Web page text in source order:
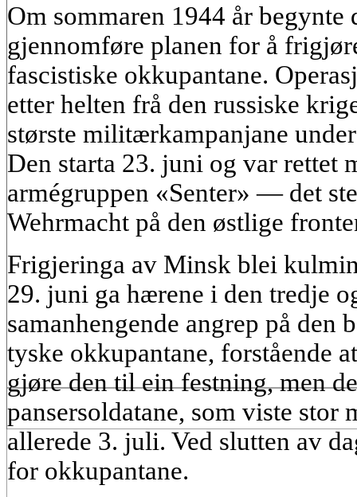
Om sommaren 1944 år
gjennomføre planen for å
fascistiske okkupantane.
etter helten frå den russiske
største militærkampanjane
Den starta 23. juni og var rettet
armégruppen «Senter» — det
Wehrmacht på den østlige
Frigjeringa av Minsk blei
29. juni ga hærene i den tredje
samanhengende angrep på den
tyske okkupantane, forstående
gjøre den til ein festning, men
pansersoldatane, som viste
allerede 3. juli. Ved slutten av
for okkupantane.